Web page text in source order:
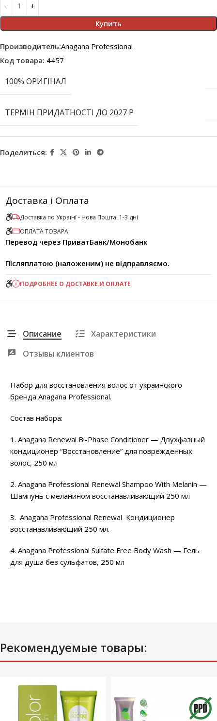
Купить
Производитель:Anagana Professional
Код товара: 4457
100% ОРИГІНАЛ
ТЕРМІН ПРИДАТНОСТІ ДО 2027 Р
Поделиться:
Доставка і Оплата
Доставка по Українї - Нова Пошта: 1-3 дні
ОПЛАТА ТОВАРА:
Перевод через ПриватБанк/Монобанк
Післяплатою (наложеним) не відправляємо.
ПОДРОБНЕЕ О ДОСТАВКЕ И ОПЛАТЕ
Описание
Характеристики
Отзывы клиентов
Набор для восстановления волос от украинского
бренда Anagana Professional.
Состав набора:
1. Anagana Renewal Bi-Phase Conditioner — Двухфазный
кондиционер “Восстановление” для поврежденных
волос, 250 мл
2. Anagana Professional Renewal Shampoo With Melanin —
Шампунь с меланином восстанавливающий 250 мл
3. Anagana Professional Renewal Кондиционер
восстанавливающий 250 мл.
4. Anagana Professional Sulfate Free Body Wash — Гель
для душа без сульфатов, 250 мл
Рекомендуемые товары: